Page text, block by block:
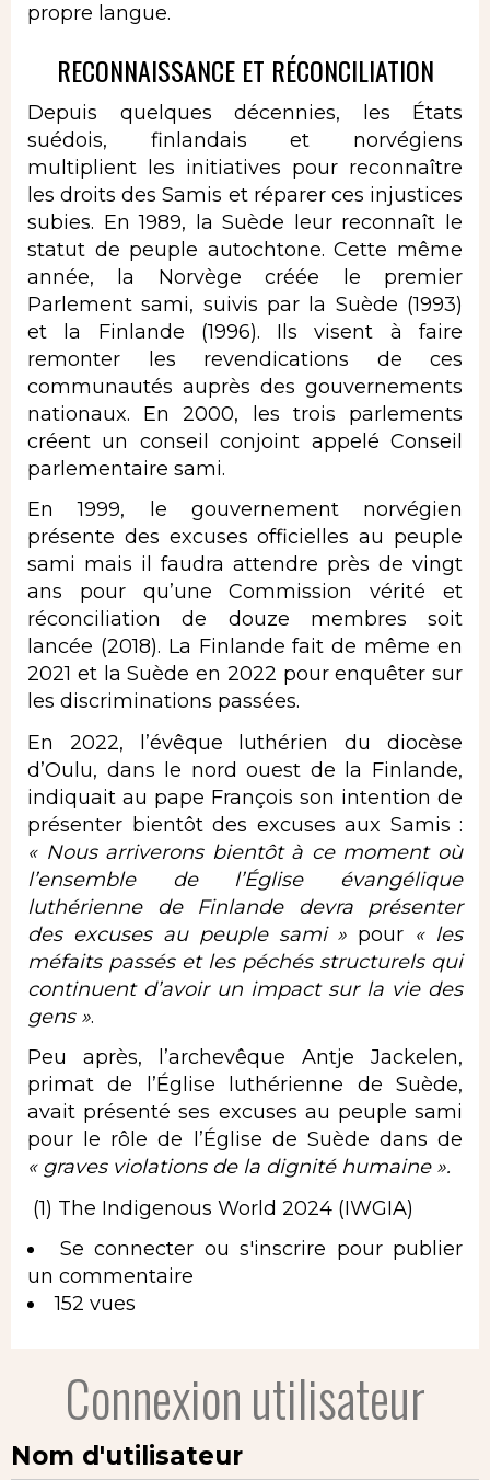
propre langue.
RECONNAISSANCE ET RÉCONCILIATION
Depuis quelques décennies, les États
suédois, finlandais et norvégiens
multiplient les initiatives pour reconnaître
les droits des Samis et réparer ces injustices
subies. En 1989, la Suède leur reconnaît le
statut de peuple autochtone. Cette même
année, la Norvège créée le premier
Parlement sami, suivis par la Suède (1993)
et la Finlande (1996). Ils visent à faire
remonter les revendications de ces
communautés auprès des gouvernements
nationaux. En 2000, les trois parlements
créent un conseil conjoint appelé Conseil
parlementaire sami.
En 1999, le gouvernement norvégien
présente des excuses officielles au peuple
sami mais il faudra attendre près de vingt
ans pour qu’une Commission vérité et
réconciliation de douze membres soit
lancée (2018). La Finlande fait de même en
2021 et la Suède en 2022 pour enquêter sur
les discriminations passées.
En 2022, l’évêque luthérien du diocèse
d’Oulu, dans le nord ouest de la Finlande,
indiquait au pape François son intention de
présenter bientôt des excuses aux Samis :
« Nous arriverons bientôt à ce moment où
l’ensemble de l’Église évangélique
luthérienne de Finlande devra présenter
des excuses au peuple sami » pour « les
méfaits passés et les péchés structurels qui
continuent d’avoir un impact sur la vie des
gens ».
Peu après, l’archevêque Antje Jackelen,
primat de l’Église luthérienne de Suède,
avait présenté ses excuses au peuple sami
pour le rôle de l’Église de Suède dans de
« graves violations de la dignité humaine ».
(1) The Indigenous World 2024 (IWGIA)
Se connecter ou s'inscrire pour publier
un commentaire
152 vues
Connexion utilisateur
Nom d'utilisateur